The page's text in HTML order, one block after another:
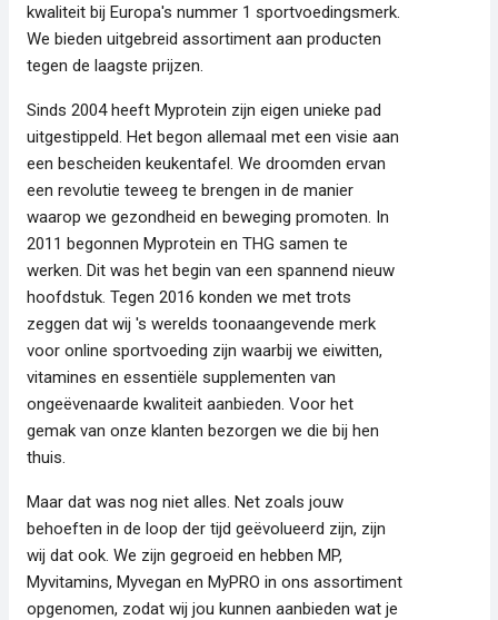
kwaliteit bij Europa's nummer 1 sportvoedingsmerk.
We bieden uitgebreid assortiment aan producten
tegen de laagste prijzen.
Sinds 2004 heeft Myprotein zijn eigen unieke pad
uitgestippeld. Het begon allemaal met een visie aan
een bescheiden keukentafel. We droomden ervan
een revolutie teweeg te brengen in de manier
waarop we gezondheid en beweging promoten. In
2011 begonnen Myprotein en THG samen te
werken. Dit was het begin van een spannend nieuw
hoofdstuk. Tegen 2016 konden we met trots
zeggen dat wij 's werelds toonaangevende merk
voor online sportvoeding zijn waarbij we eiwitten,
vitamines en essentiële supplementen van
ongeëvenaarde kwaliteit aanbieden. Voor het
gemak van onze klanten bezorgen we die bij hen
thuis.
Maar dat was nog niet alles. Net zoals jouw
behoeften in de loop der tijd geëvolueerd zijn, zijn
wij dat ook. We zijn gegroeid en hebben MP,
Myvitamins, Myvegan en MyPRO in ons assortiment
opgenomen, zodat wij jou kunnen aanbieden wat je